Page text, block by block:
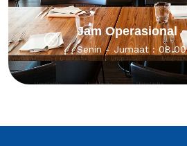
Jam Operasional
Senin - Jumaat :